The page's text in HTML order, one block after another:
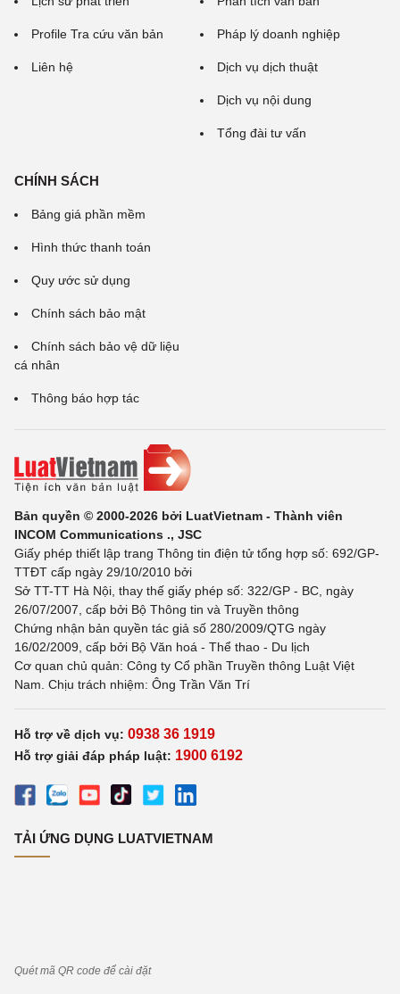
Profile Tra cứu văn bản
Liên hệ
Pháp lý doanh nghiệp
Dịch vụ dịch thuật
Dịch vụ nội dung
Tổng đài tư vấn
CHÍNH SÁCH
Bảng giá phần mềm
Hình thức thanh toán
Quy ước sử dụng
Chính sách bảo mật
Chính sách bảo vệ dữ liệu
cá nhân
Thông báo hợp tác
Bản quyền © 2000-2026 bởi LuatVietnam - Thành viên
INCOM Communications ., JSC
Giấy phép thiết lập trang Thông tin điện tử tổng hợp số: 692/GP-
TTĐT cấp ngày 29/10/2010 bởi
Sở TT-TT Hà Nội, thay thế giấy phép số: 322/GP - BC, ngày
26/07/2007, cấp bởi Bộ Thông tin và Truyền thông
Chứng nhận bản quyền tác giả số 280/2009/QTG ngày
16/02/2009, cấp bởi Bộ Văn hoá - Thể thao - Du lịch
Cơ quan chủ quản: Công ty Cổ phần Truyền thông Luật Việt
Nam. Chịu trách nhiệm: Ông Trần Văn Trí
Hỗ trợ về dịch vụ: 0938 36 1919
Hỗ trợ giải đáp pháp luật: 1900 6192
TẢI ỨNG DỤNG LUATVIETNAM
Quét mã QR code để cài đặt